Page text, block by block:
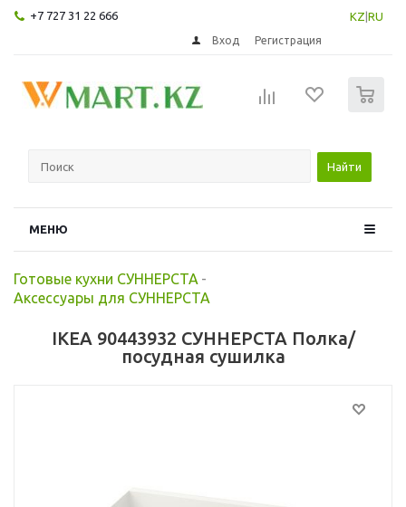
+7 727 31 22 666 KZ RU
Вход Регистрация
Найти
МЕНЮ
Готовые кухни СУННЕРСТА -
Аксессуары для СУННЕРСТА
IKEA 90443932 СУННЕРСТА Полка/
посудная сушилка